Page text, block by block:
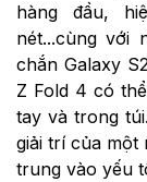
hàng đầu,
nét...cùng với
chắn Galaxy
Z Fold 4 có
tay và trong
giải trí của một
trung vào yếu